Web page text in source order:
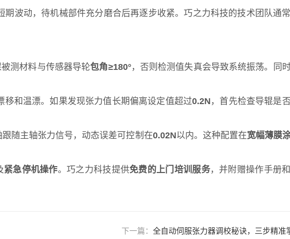
期波动，待机械部件充分磨合后再逐步收紧。巧之力科技的技术团队通
测材料与传感器导轮包角≥180°，否则检测值失真会导致系统振荡。同
和温漂。如果发现张力值长期偏离设定值超过0.2N ，首先检查导辊是
随主轴张力信号，动态误差可控制在0.02N以内。这种配置在宽幅薄膜
紧急停机操作。巧之力科技提供免费的上门培训服务，并附赠操作手册
下一篇： 全自动伺服张力器调校秘诀，三步精准